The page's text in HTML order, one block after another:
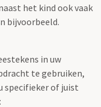
het kind ook vaak
bijvoorbeeld.
in uw
te gebruiken,
specifieker of juist